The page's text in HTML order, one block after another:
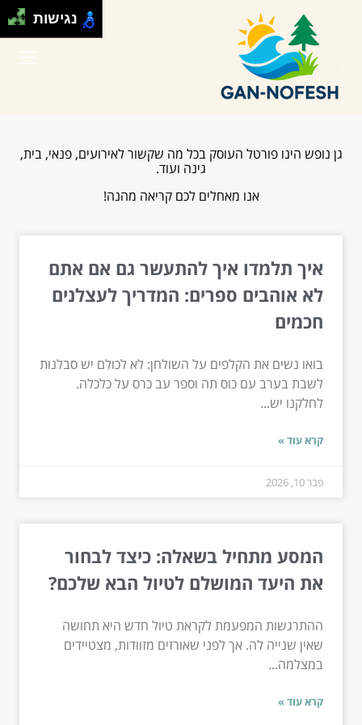
גן נופש הינו פורטל העוסק בכל מה שקשור לאירועים, פנאי, בית,
גינה ועוד.
אנו מאחלים לכם קריאה מהנה!
איך תלמדו איך להתעשר גם אם אתם
לא אוהבים ספרים: המדריך לעצלנים
חכמים
בואו נשים את הקלפים על השולחן: לא לכולם יש סבלנות
לשבת בערב עם כוס תה וספר עב כרס על כלכלה.
לחלקנו יש...
קרא עוד »
פבר 10, 2026
המסע מתחיל בשאלה: כיצד לבחור
את היעד המושלם לטיול הבא שלכם?
ההתרגשות המפעמת לקראת טיול חדש היא תחושה
שאין שנייה לה. אך לפני שאורזים מזוודות, מצטיידים
במצלמה...
קרא עוד »
נגישות